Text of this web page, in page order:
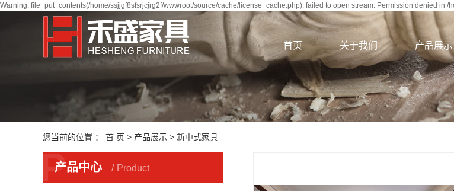
Warning: file_put_contents(/home/ssjjgf8sfsrjcjrg2f/wwwroot/source/cache/license_cache.php): failed to open stream: Permission denied in
首页 关于我们 产品展示
您当前的位置 ： 首 页 > 产品展示 > 新中式家具
产品中心 Product
P